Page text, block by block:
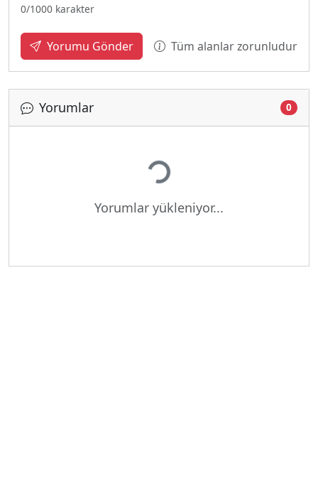
0/1000 karakter
Yorumu Gönder Tüm alanlar zorunludur
Yorumlar 0
Yükleniyor...
Yorumlar yükleniyor...